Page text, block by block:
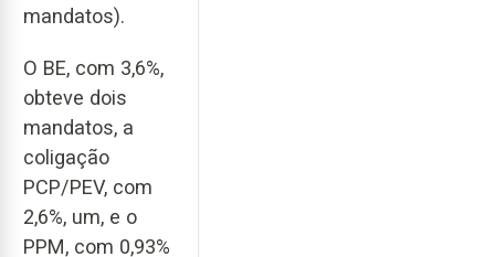
mandatos).
O BE, com 3,6%,
obteve dois
mandatos, a
coligação
PCP/PEV, com
2,6%, um, e o
PPM, com 0,93%